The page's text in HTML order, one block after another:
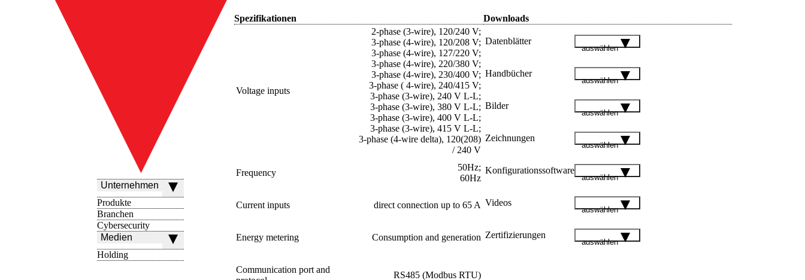
Unternehmen
Produkte
Branchen
Cybersecurity
Medien
Holding
Spezifikationen
Voltage inputs
2-phase (3-wire), 120/240 V;
3-phase (4-wire), 120/208 V;
3-phase (4-wire), 127/220 V;
3-phase (4-wire), 220/380 V;
3-phase (4-wire), 230/400 V;
3-phase ( 4-wire), 240/415 V;
3-phase (3-wire), 240 V L-L;
3-phase (3-wire), 380 V L-L;
3-phase (3-wire), 400 V L-L;
3-phase (3-wire), 415 V L-L;
3-phase (4-wire delta), 120(208)
/ 240 V
Frequency
50Hz;
60Hz
Current inputs direct connection up to 65 A
Energy metering Consumption and generation
Communication port and
RS485 (Modbus RTU)
Downloads
Datenblätter
auswählen
Handbücher
auswählen
Bilder
auswählen
Zeichnungen
auswählen
Konfigurationssoftware
auswählen
Videos
auswählen
Zertifizierungen
auswählen